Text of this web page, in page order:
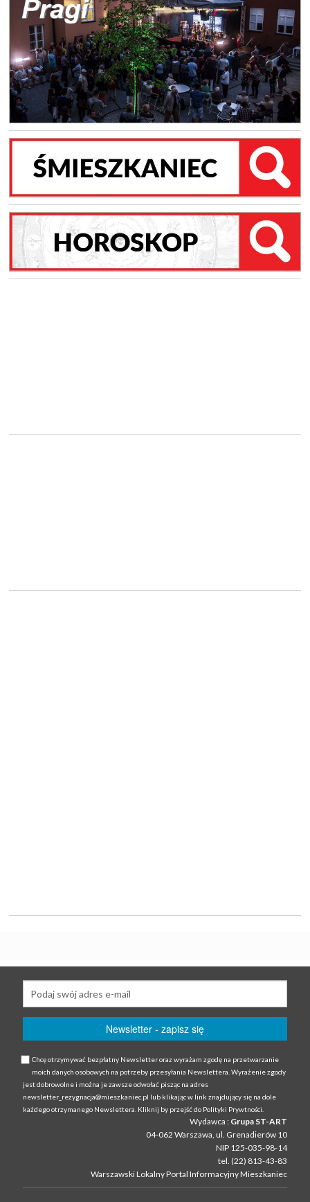
Chcę otrzymywać bezpłatny Newsletter oraz wyrażam zgodę na przetwarzanie
moich danych osobowych na potrzeby przesyłania Newslettera. Wyrażenie zgody
jest dobrowolne i można je zawsze odwołać pisząc na adres
newsletter_rezygnacja@mieszkaniec.pl lub klikając w link znajdujący się na dole
każdego otrzymanego Newslettera. Kliknij by przejść do Polityki Prywtności.
Wydawca : Grupa ST-ART
04-062 Warszawa, ul. Grenadierów 10
NIP 125-035-98-14
tel. (22) 813-43-83
Warszawski Lokalny Portal Informacyjny Mieszkaniec